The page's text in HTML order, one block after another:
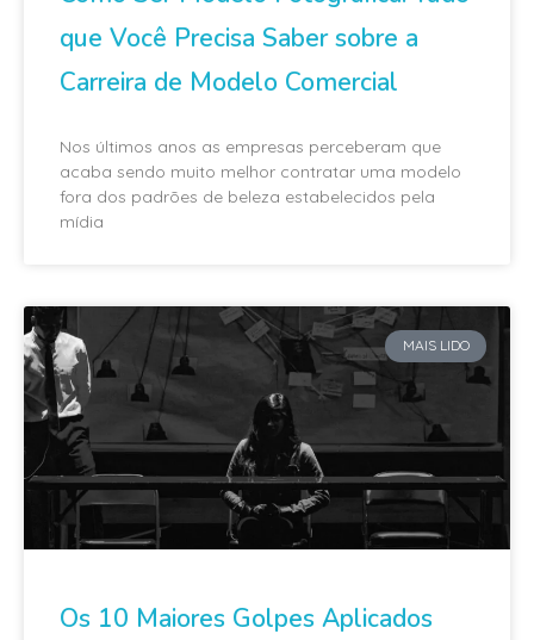
que Você Precisa Saber sobre a
Carreira de Modelo Comercial
Nos últimos anos as empresas perceberam que
acaba sendo muito melhor contratar uma modelo
fora dos padrões de beleza estabelecidos pela
mídia
MAIS LIDO
Os 10 Maiores Golpes Aplicados